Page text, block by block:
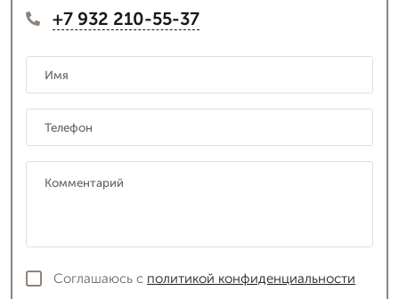
+7 932 210-55-37
Соглашаюсь с политикой конфиденциальности